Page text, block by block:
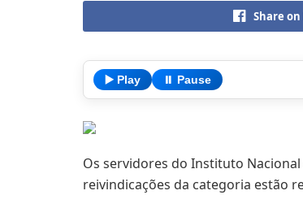
Share
▶️ Play ⏸️ Pause
Os servidores do Instituto
reivindicações da categoria estão